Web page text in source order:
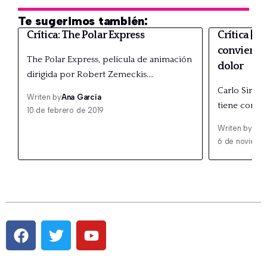
Te sugerimos también:
Crítica: The Polar Express
The Polar Express, película de animación
dirigida por Robert Zemeckis.…
Writen byAna García
10 de febrero de 2019
Crítica |
convierte
dolor
Carlo
tiene
Writen by
6 de